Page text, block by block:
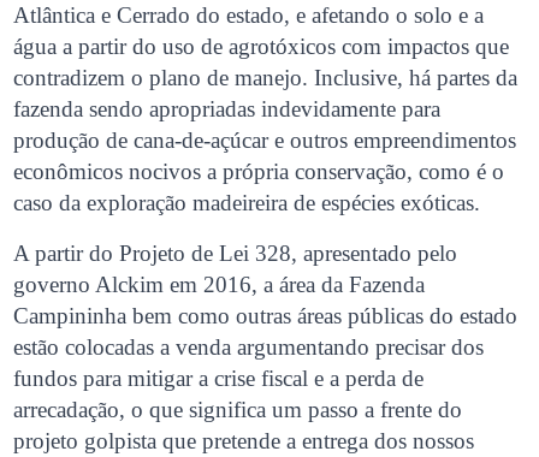
Atlântica e Cerrado do estado, e afetando o solo e a
água a partir do uso de agrotóxicos com impactos que
contradizem o plano de manejo. Inclusive, há partes da
fazenda sendo apropriadas indevidamente para
produção de cana-de-açúcar e outros empreendimentos
econômicos nocivos a própria conservação, como é o
caso da exploração madeireira de espécies exóticas.
A partir do Projeto de Lei 328, apresentado pelo
governo Alckim em 2016, a área da Fazenda
Campininha bem como outras áreas públicas do estado
estão colocadas a venda argumentando precisar dos
fundos para mitigar a crise fiscal e a perda de
arrecadação, o que significa um passo a frente do
projeto golpista que pretende a entrega dos nossos